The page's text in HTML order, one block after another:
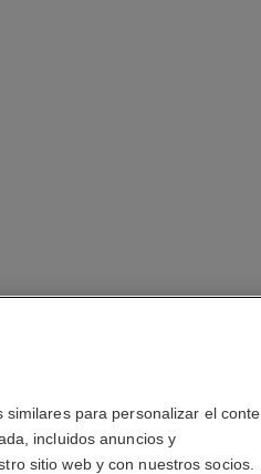
CHANCE
similares para personalizar el
incluidos anuncios y
sitio web y con nuestros socios.